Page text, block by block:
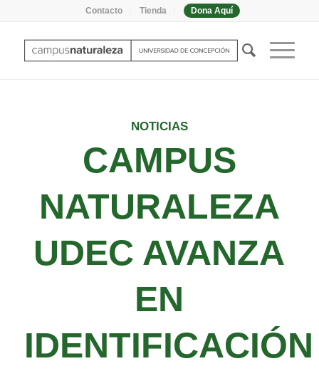
Contacto Tienda Dona Aquí
NOTICIAS
CAMPUS
NATURALEZA
UDEC AVANZA
EN
IDENTIFICACIÓN